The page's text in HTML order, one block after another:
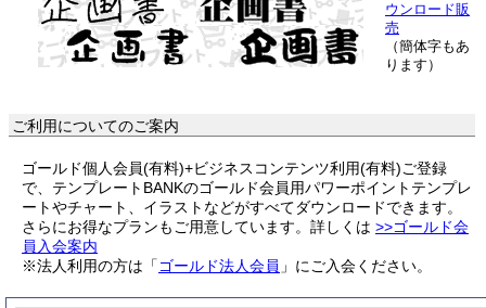
ウンロード販
売
（簡体字もあ
ります）
ご利用についてのご案内
ゴールド個人会員(有料)+ビジネスコンテンツ利用(有料)ご登録
で、テンプレートBANKのゴールド会員用パワーポイントテンプレ
ートやチャート、イラストなどがすべてダウンロードできます。
さらにお得なプランもご用意しています。詳しくは >>ゴールド会
員入会案内
※法人利用の方は「 ゴールド法人会員 」にご入会ください。